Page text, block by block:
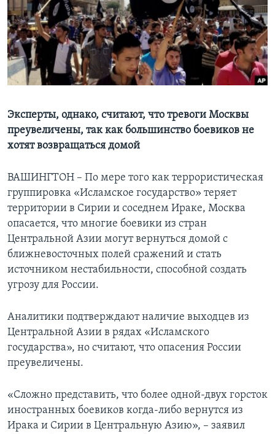
Learning English
СОЦИАЛЬНЫЕ СЕТИ
Языки
Эксперты, однако, считают, что тревоги Москвы
преувеличены, так как большинство боевиков не
хотят возвращаться домой
ВАШИНГТОН – По мере того как террористическая
группировка «Исламское государство» теряет
территории в Сирии и соседнем Ираке, Москва
опасается, что многие боевики из стран
Центральной Азии могут вернуться домой с
ближневосточных полей сражений и стать
источником нестабильности, способной создать
угрозу для России.
Аналитики подтверждают наличие выходцев из
Центральной Азии в рядах «Исламского
государства», но считают, что опасения России
преувеличены.
«Сложно представить, что более одной-двух горсток
иностранных боевиков когда-либо вернутся из
Ирака и Сирии в Центральную Азию», – заявил